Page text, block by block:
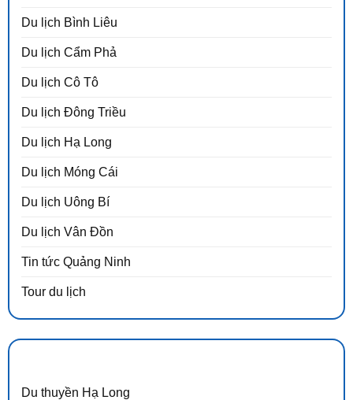
Du lịch Bình Liêu
Du lịch Cẩm Phả
Du lịch Cô Tô
Du lịch Đông Triều
Du lịch Hạ Long
Du lịch Móng Cái
Du lịch Uông Bí
Du lịch Vân Đồn
Tin tức Quảng Ninh
Tour du lịch
Du thuyền Hạ Long